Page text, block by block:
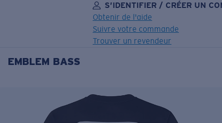
S’IDENTIFIER / CRÉER UN
Obtenir de l'aide
Suivre votre commande
Trouver un revendeur
OBJECTIF MIS À JOUR
Prix :
Quantité:
EMBLEM BASS